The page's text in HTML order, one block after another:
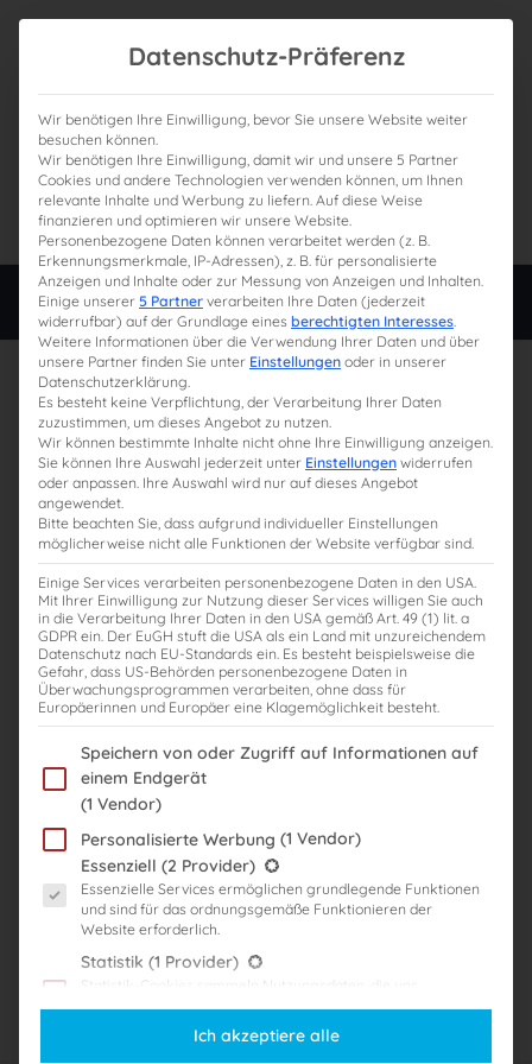
0
Gesamtpreis
0,00 €
29. Juli 2024
Digitale Steuerberaterprüfung
Dr. Jörg Lindemer Steuerberaterexamen
digital, klausuren ,stb ,stb-examen ,steuerberaterexamen,
steuerberaterprüfung
für eine analoge Arbeitsweise: Stift und Papier bestimmten das Bild.
Doch nun hält die Digitalisierung auch in den Prüfungsräumen
Einzug. Seit dem 1. August 2022 ermöglicht ein neues Gesetz zur
Modernisierung des notariellen Berufsrechts, die schriftliche
Steuerberaterprüfung auch elektronisch abzulegen. Vorteile der
digitalen Steuerberaterprüfung Heutzutage sind viele Menschen […]
Datenschutz-Präferenz
Wir benötigen Ihre Einwilligung, bevor Sie unsere Website weiter
besuchen können.
Wir benötigen Ihre Einwilligung, damit wir und unsere 5 Partner
Cookies und andere Technologien verwenden können, um Ihnen
relevante Inhalte und Werbung zu liefern. Auf diese Weise
finanzieren und optimieren wir unsere Website.
Personenbezogene Daten können verarbeitet werden (z. B.
Erkennungsmerkmale, IP-Adressen), z. B. für personalisierte
Anzeigen und Inhalte oder zur Messung von Anzeigen und Inhalten.
Einige unserer 5 Partner verarbeiten Ihre Daten (jederzeit
widerrufbar) auf der Grundlage eines berechtigten Interesses.
Weitere Informationen über die Verwendung Ihrer Daten und über
unsere Partner finden Sie unter Einstellungen oder in unserer
Datenschutzerklärung.
Es besteht keine Verpflichtung, der Verarbeitung Ihrer Daten
zuzustimmen, um dieses Angebot zu nutzen.
Wir können bestimmte Inhalte nicht ohne Ihre Einwilligung anzeigen.
Sie können Ihre Auswahl jederzeit unter Einstellungen widerrufen
oder anpassen. Ihre Auswahl wird nur auf dieses Angebot
angewendet.
Bitte beachten Sie, dass aufgrund individueller Einstellungen
möglicherweise nicht alle Funktionen der Website verfügbar sind.
Einige Services verarbeiten personenbezogene Daten in den USA.
Mit Ihrer Einwilligung zur Nutzung dieser Services willigen Sie auch
in die Verarbeitung Ihrer Daten in den USA gemäß Art. 49 (1) lit. a
GDPR ein. Der EuGH stuft die USA als ein Land mit unzureichendem
Datenschutz nach EU-Standards ein. Es besteht beispielsweise die
Gefahr, dass US-Behörden personenbezogene Daten in
Überwachungsprogrammen verarbeiten, ohne dass für
Europäerinnen und Europäer eine Klagemöglichkeit besteht.
Im Folgenden finden Sie eine Liste der Zwecke des IAB
Speichern von oder Zugriff auf Informationen auf
einem Endgerät
(1 Vendor)
Personalisierte Werbung (1 Vendor)
Es folgt eine Liste der Service-Gruppen, für die eine Einwilligung
Essenziell (2 Provider)
Essenzielle Services ermöglichen grundlegende Funktionen
und sind für das ordnungsgemäße Funktionieren der
Website erforderlich.
Statistik (1 Provider)
Statistik-Cookies sammeln Nutzungsdaten, die uns
Marketing (3 Provider)
Ich akzeptiere alle